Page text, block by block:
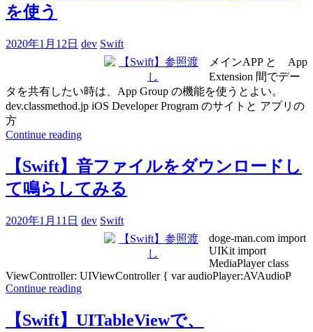
を使う
2020年1月12日 dev Swift
メインAPP と App
Extension 間でデー
タを共有したい時は、App Group の機能を使うとよい。
dev.classmethod.jp iOS Developer Program のサイトと アプリの
方
Continue reading
【Swift】音ファイルをダウンロードし
て鳴らしてみる
2020年1月11日 dev Swift
doge-man.com import
UIKit import
MediaPlayer class
ViewController: UIViewController { var audioPlayer:AVAudioP
Continue reading
【Swift】UITableViewで、